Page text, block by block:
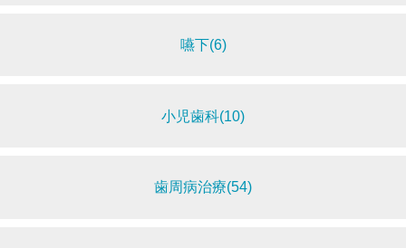
嚥下(6)
小児歯科(10)
歯周病治療(54)